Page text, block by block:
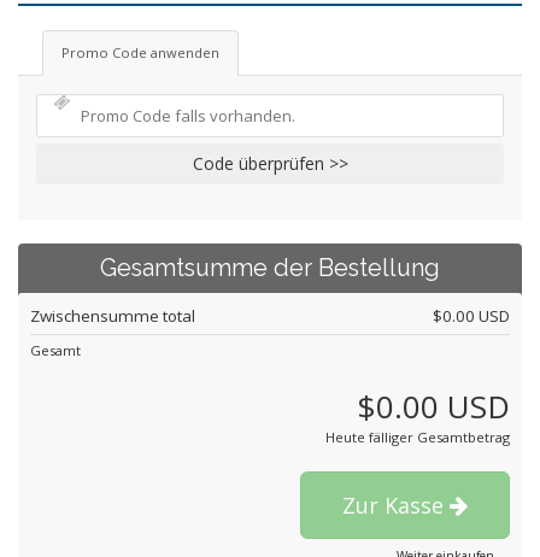
Promo Code anwenden
Code überprüfen >>
Gesamtsumme der Bestellung
Zwischensumme total $0.00 USD
Gesamt
$0.00 USD
Heute fälliger Gesamtbetrag
Zur Kasse